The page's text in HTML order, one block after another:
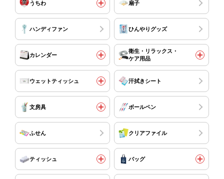
うちわ 扇子
ハンディファン ひんやりグッズ
カレンダー
衛生・リラックス・
ケア用品
ウェットティッシュ 汗拭きシート
文房具 ボールペン
ふせん クリアファイル
ティッシュ バッグ